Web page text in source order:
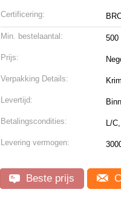
Certificering:
Min. bestelaantal: 500
Prijs:
Verpakking Details:
Levertijd:
Betalingscondities: L/
Levering vermogen:
Beste prijs